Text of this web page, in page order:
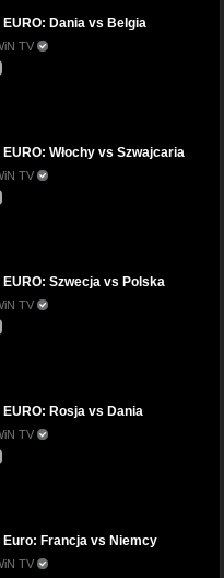
EURO: Dania vs Belgia
TV
EURO: Włochy vs Szwajcaria
TV
EURO: Szwecja vs Polska
TV
EURO: Rosja vs Dania
TV
Euro: Francja vs Niemcy
TV